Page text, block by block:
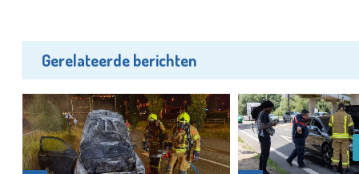
Gerelateerde berichten